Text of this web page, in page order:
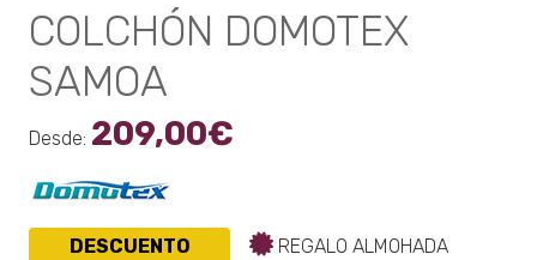
COLCHÓN DOMOTEX
SAMOA
Desde: 209,00€
DESCUENTO
REGALO ALMOHADA